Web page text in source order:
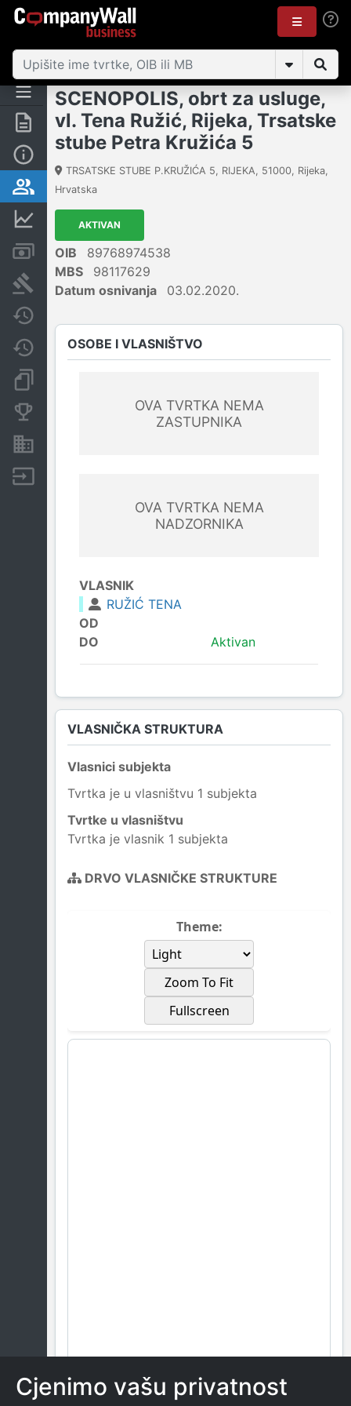
Sažetak
Osnovne informacije
Osobe i vlasništvo
Financijski podaci
Računi i blokade
Sudske objave
Promjene
Konkurentske tvrtke
SCENOPOLIS, obrt za usluge,
vl. Tena Ružić, Rijeka, Trsatske
stube Petra Kružića 5
TRSATSKE STUBE P.KRUŽIĆA 5, RIJEKA, 51000, Rijeka,
Hrvatska
AKTIVAN
OIB
89768974538
MBS
98117629
Datum osnivanja
03.02.2020.
OSOBE I VLASNIŠTVO
OVA TVRTKA NEMA
ZASTUPNIKA
OVA TVRTKA NEMA
NADZORNIKA
VLASNIK
RUŽIĆ TENA
OD
DO
Aktivan
VLASNIČKA STRUKTURA
Vlasnici subjekta
Tvrtka je u vlasništvu 1 subjekta
Tvrtke u vlasništvu
Tvrtka je vlasnik 1 subjekta
DRVO VLASNIČKE STRUKTURE
Theme:
Zoom To Fit
Fullscreen
Cjenimo vašu privatnost